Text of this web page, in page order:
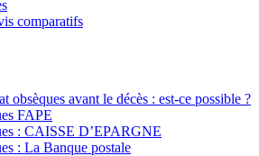
comparatifs
obsèques avant le décès : est-ce possible ?
FAPE
: CAISSE D’EPARGNE
: La Banque postale